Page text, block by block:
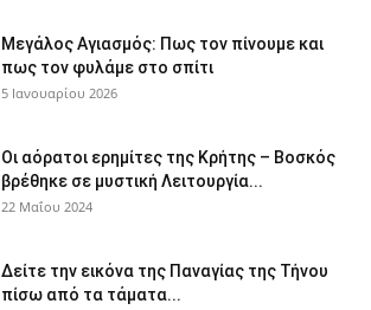
Μεγάλος Αγιασμός: Πως τον πίνουμε και
πως τον φυλάμε στο σπίτι
5 Ιανουαρίου 2026
Οι αόρατοι ερημίτες της Κρήτης – Βοσκός
βρέθηκε σε μυστική Λειτουργία...
22 Μαΐου 2024
Δείτε την εικόνα της Παναγίας της Τήνου
πίσω από τα τάματα...